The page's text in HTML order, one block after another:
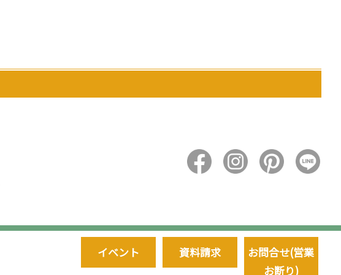
イベント 資料請求
お問合せ(営業
お断り)